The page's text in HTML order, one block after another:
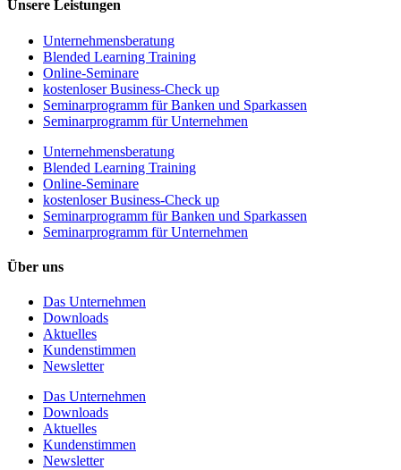
Unsere Leistungen
Unternehmens­beratung
Blended Learning Training
Online-Seminare
kostenloser Business-Check up
Seminarprogramm für Banken und Sparkassen
Seminarprogramm für Unternehmen
Unternehmens­beratung
Blended Learning Training
Online-Seminare
kostenloser Business-Check up
Seminarprogramm für Banken und Sparkassen
Seminarprogramm für Unternehmen
Über uns
Das Unternehmen
Downloads
Aktuelles
Kundenstimmen
Newsletter
Das Unternehmen
Downloads
Aktuelles
Kundenstimmen
Newsletter